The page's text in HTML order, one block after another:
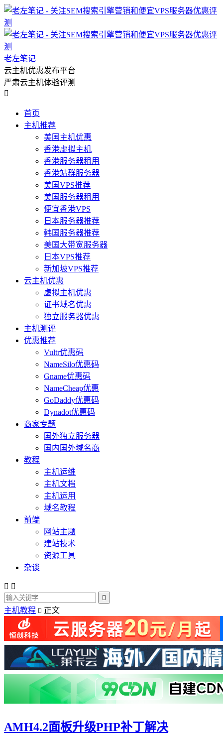
老左笔记
云主机优惠发布平台
严肃云主机体验评测

首页
主机推荐
美国主机优惠
香港虚拟主机
香港服务器租用
香港站群服务器
美国VPS推荐
美国服务器租用
便宜香港VPS
日本服务器推荐
韩国服务器推荐
美国大带宽服务器
日本VPS推荐
新加坡VPS推荐
云主机优惠
虚拟主机优惠
证书域名优惠
独立服务器优惠
主机测评
优惠推荐
Vultr优惠码
NameSilo优惠码
Gname优惠码
NameCheap优惠
GoDaddy优惠码
Dynadot优惠码
商家专题
国外独立服务器
国内国外域名商
教程
主机运维
主机文档
主机运用
域名教程
前端
网站主题
建站技术
资源工具
杂谈
 

主机教程  正文
AMH4.2面板升级PHP补丁解决